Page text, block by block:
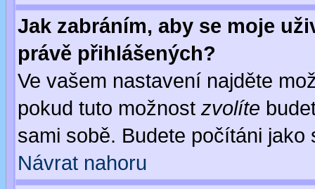
Jak zabráním, aby se moje
právě přihlášených?
Ve vašem nastavení najděte
pokud tuto možnost zvolíte
sami sobě. Budete počítáni jako
Návrat nahoru